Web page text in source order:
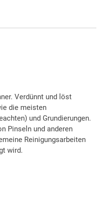
Verdünnt und löst
die meisten
und Grundierungen.
Pinseln und anderen
Reinigungsarbeiten
wird.